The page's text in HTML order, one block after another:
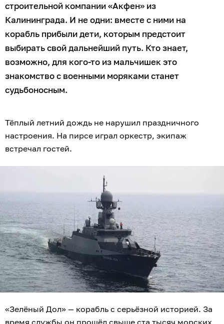
строительной компании «Акфен» из
Калининграда. И не одни: вместе с ними на
корабль прибыли дети, которым предстоит
выбирать свой дальнейший путь. Кто знает,
возможно, для кого-то из мальчишек это
знакомство с военными моряками станет
судьбоносным.
Тёплый летний дождь не нарушил праздничного
настроения. На пирсе играл оркестр, экипаж
встречал гостей.
«Зелёный Дол» — корабль с серьёзной историей. За
время службы он прошёл свыше ста тысяч морских